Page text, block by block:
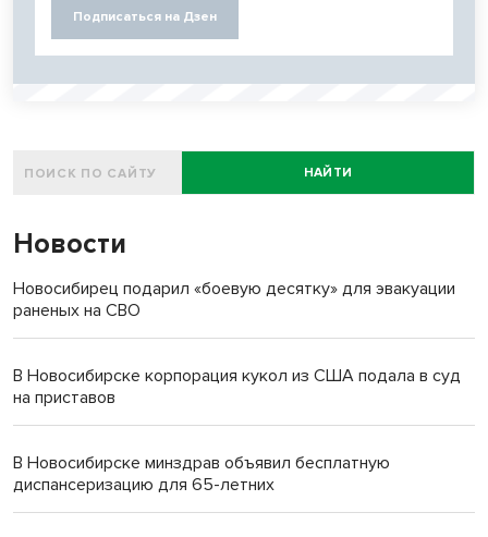
Подписаться на Дзен
НАЙТИ
Новости
Новосибирец подарил «боевую десятку» для эвакуации
раненых на СВО
В Новосибирске корпорация кукол из США подала в суд
на приставов
В Новосибирске минздрав объявил бесплатную
диспансеризацию для 65-летних